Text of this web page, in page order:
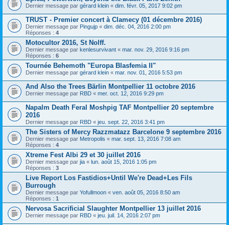
Dernier message par gérard klein « dim. févr. 05, 2017 9:02 pm
TRUST - Premier concert à Clamecy (01 décembre 2016)
Dernier message par Pingujp « dim. déc. 04, 2016 2:00 pm
Réponses : 4
Motocultor 2016, St Nolff.
Dernier message par kenlesurvivant « mar. nov. 29, 2016 9:16 pm
Réponses : 6
Tournée Behemoth "Europa Blasfemia II"
Dernier message par gérard klein « mar. nov. 01, 2016 5:53 pm
And Also the Trees Bärlin Montpellier 11 octobre 2016
Dernier message par RBD « mer. oct. 12, 2016 9:29 pm
Napalm Death Feral Moshpig TAF Montpellier 20 septembre
2016
Dernier message par RBD « jeu. sept. 22, 2016 3:41 pm
The Sisters of Mercy Razzmatazz Barcelone 9 septembre 2016
Dernier message par Metropolis « mar. sept. 13, 2016 7:08 am
Réponses : 4
Xtreme Fest Albi 29 et 30 juillet 2016
Dernier message par jia « lun. août 15, 2016 1:05 pm
Réponses : 3
Live Report Los Fastidios+Until We're Dead+Les Fils
Burrough
Dernier message par Yofullmoon « ven. août 05, 2016 8:50 am
Réponses : 1
Nervosa Sacrificial Slaughter Montpellier 13 juillet 2016
Dernier message par RBD « jeu. juil. 14, 2016 2:07 pm